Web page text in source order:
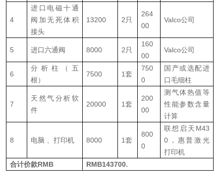
4
进口电磁十通
阀加无死体积
接头
13200 2只
264
00
Valco公司
5 进口六通阀 8000 2只
160
00
Valco公司
6
分析柱（五
根）
7500 1套
750
0
国产或选配进
口毛细柱
7
天然气分析软
件
20000 1套
200
00
测气体热值等
性能参数含量
计算
8 电脑 、打印机 8000 1套
800
0
联想启天M43
0，惠普激光
打印机
合计价款RMB
RMB143700.